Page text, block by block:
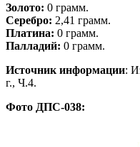
Золото: 0 грамм.
Серебро: 2,41 грамм.
Платина: 0 грамм.
Палладий: 0 грамм.
Источник информации:
г., Ч.4.
Фото ДПС-038: